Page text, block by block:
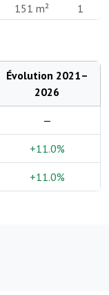
151 m² 1
Évolution 2021–
2026
—
+11.0%
+11.0%